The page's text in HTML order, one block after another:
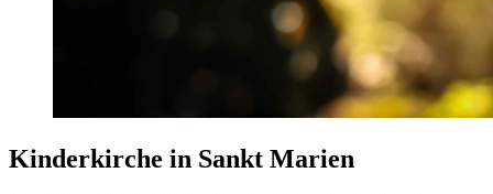
Kinderkirche in Sankt Marien